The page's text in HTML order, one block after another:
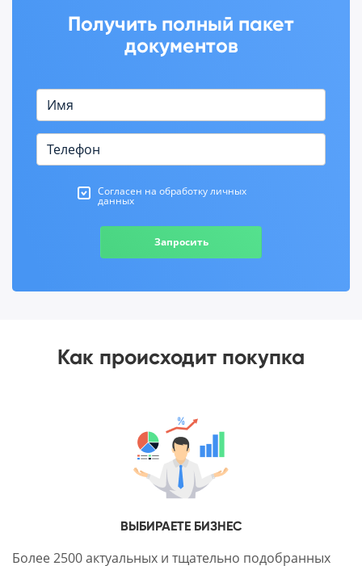
Получить полный пакет
документов
Согласен на обработку личных
данных
Запросить
Как происходит покупка
ВЫБИРАЕТЕ БИЗНЕС
Более 2500 актуальных и тщательно подобранных